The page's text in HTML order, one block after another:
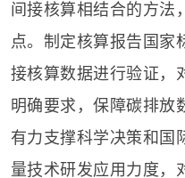
间接核算相结合的方法
点。制定核算报告国家
接核算数据进行验证，
明确要求，保障碳排放
有力支撑科学决策和国
量技术研发应用力度，